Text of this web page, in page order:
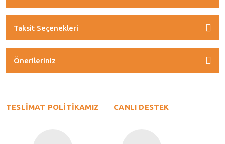
Taksit Seçenekleri
Önerileriniz
TESLİMAT POLİTİKAMIZ CANLI DESTEK